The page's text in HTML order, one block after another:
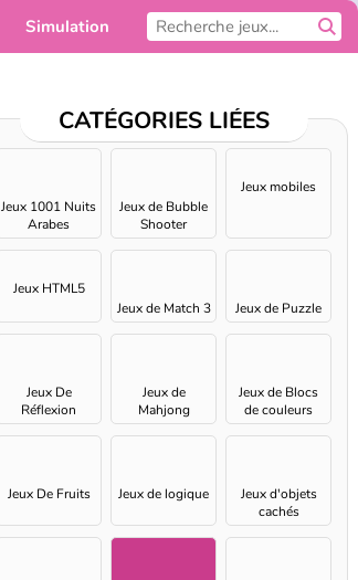
Simulation
CATÉGORIES LIÉES
Jeux 1001 Nuits
Arabes
Jeux de Bubble
Shooter
Jeux mobiles
Jeux HTML5
Jeux de Match 3
Jeux de Puzzle
Jeux De
Réflexion
Jeux de
Mahjong
Jeux de Blocs
de couleurs
Jeux De Fruits Jeux de logique
Jeux d'objets
cachés